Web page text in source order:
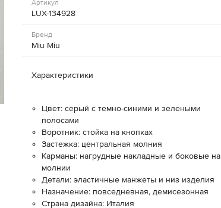
Артикул
LUX-134928
Бренд
Miu Miu
Характеристики
Цвет: серый с темно-синими и зелеными
полосами
Воротник: стойка на кнопках
Застежка: центральная молния
Карманы: нагрудные накладные и боковые на
молнии
Детали: эластичные манжеты и низ изделия
Назначение: повседневная, демисезонная
Страна дизайна: Италия